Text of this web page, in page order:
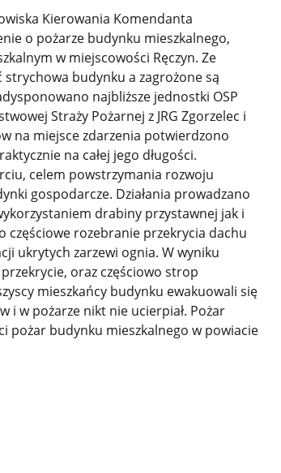
Kierowania Komendanta
o pożarze budynku mieszkalnego,
w miejscowości Ręczyn. Ze
strychowa budynku a zagrożone są
najbliższe jednostki OSP
Straży Pożarnej z JRG Zgorzelec i
na miejsce zdarzenia potwierdzono
na całej jego długości.
celem powstrzymania rozwoju
gospodarcze. Działania prowadzano
drabiny przystawnej jak i
częściowe rozebranie przekrycia dachu
ukrytych zarzewi ognia. W wyniku
oraz częściowo strop
mieszkańcy budynku ewakuowali się
i w pożarze nikt nie ucierpiał. Pożar
pożar budynku mieszkalnego w powiacie